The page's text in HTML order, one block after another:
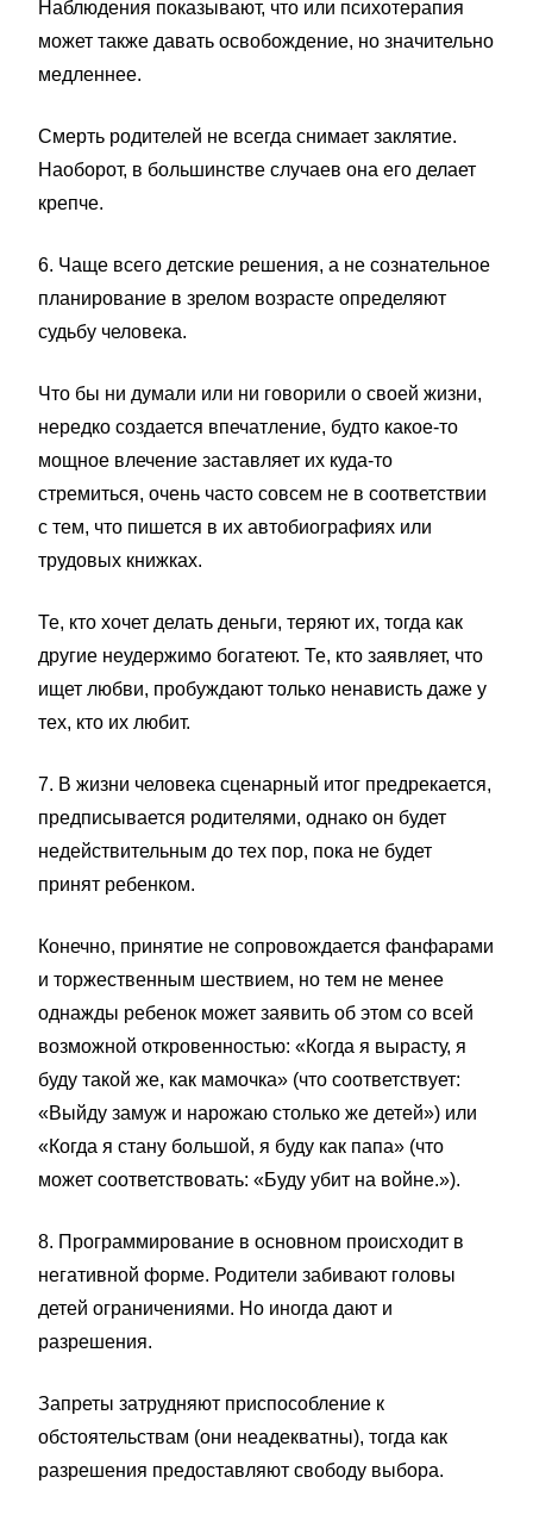
Наблюдения показывают, что или психотерапия
может также давать освобождение, но значительно
медленнее.
Смерть родителей не всегда снимает заклятие.
Наоборот, в большинстве случаев она его делает
крепче.
6. Чаще всего детские решения, а не сознательное
планирование в зрелом возрасте определяют
судьбу человека.
Что бы ни думали или ни говорили о своей жизни,
нередко создается впечатление, будто какое-то
мощное влечение заставляет их куда-то
стремиться, очень часто совсем не в соответствии
с тем, что пишется в их автобиографиях или
трудовых книжках.
Те, кто хочет делать деньги, теряют их, тогда как
другие неудержимо богатеют. Те, кто заявляет, что
ищет любви, пробуждают только ненависть даже у
тех, кто их любит.
7. В жизни человека сценарный итог предрекается,
предписывается родителями, однако он будет
недействительным до тех пор, пока не будет
принят ребенком.
Конечно, принятие не сопровождается фанфарами
и торжественным шествием, но тем не менее
однажды ребенок может заявить об этом со всей
возможной откровенностью: «Когда я вырасту, я
буду такой же, как мамочка» (что соответствует:
«Выйду замуж и нарожаю столько же детей») или
«Когда я стану большой, я буду как папа» (что
может соответствовать: «Буду убит на войне.»).
8. Программирование в основном происходит в
негативной форме. Родители забивают головы
детей ограничениями. Но иногда дают и
разрешения.
Запреты затрудняют приспособление к
обстоятельствам (они неадекватны), тогда как
разрешения предоставляют свободу выбора.